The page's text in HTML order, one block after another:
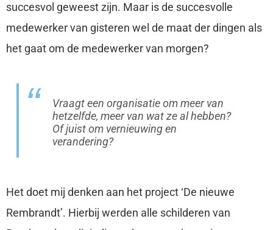
succesvol geweest zijn. Maar is de succesvolle
medewerker van gisteren wel de maat der dingen als
het gaat om de medewerker van morgen?
Vraagt een organisatie om meer van
hetzelfde, meer van wat ze al hebben?
Of juist om vernieuwing en
verandering?
Het doet mij denken aan het project ‘De nieuwe
Rembrandt’. Hierbij werden alle schilderen van